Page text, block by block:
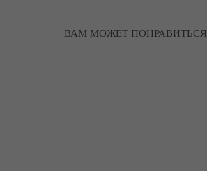
ВАМ МОЖЕТ ПОНРАВИТЬСЯ